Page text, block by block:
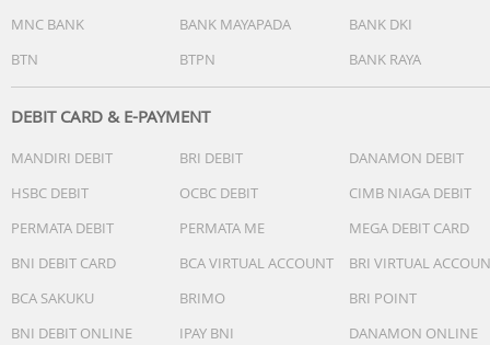
MNC BANK
BANK MAYAPADA
BANK DKI
BTN
BTPN BANK RAYA
DEBIT CARD & E-PAYMENT
MANDIRI DEBIT BRI DEBIT
DANAMON DEBIT
HSBC DEBIT
OCBC DEBIT
CIMB NIAGA DEBIT
PERMATA DEBIT
PERMATA ME
MEGA DEBIT CARD
BNI DEBIT CARD
BCA VIRTUAL ACCOUNT
BRI VIRTUAL
BCA SAKUKU
BRIMO
BRI POINT
BNI DEBIT ONLINE
IPAY BNI
DANAMON ONLINE